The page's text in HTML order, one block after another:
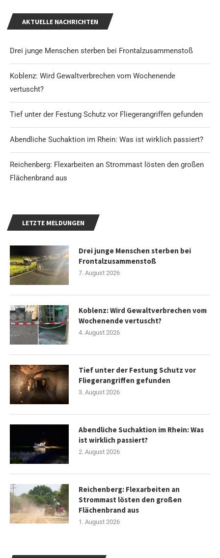
AKTUELLE NACHRICHTEN
Drei junge Menschen sterben bei Frontalzusammenstoß
Koblenz: Wird Gewaltverbrechen vom Wochenende
vertuscht?
Tief unter der Festung Schutz vor Fliegerangriffen gefunden
Abendliche Suchaktion im Rhein: Was ist wirklich passiert?
Reichenberg: Flexarbeiten an Strommast lösten den großen
Flächenbrand aus
LETZTE MELDUNGEN
Drei junge Menschen sterben bei
Frontalzusammenstoß
7. August 2026
Koblenz: Wird Gewaltverbrechen vom
Wochenende vertuscht?
4. August 2026
Tief unter der Festung Schutz vor
Fliegerangriffen gefunden
3. August 2026
Abendliche Suchaktion im Rhein: Was
ist wirklich passiert?
2. August 2026
Reichenberg: Flexarbeiten an
Strommast lösten den großen
Flächenbrand aus
1. August 2026